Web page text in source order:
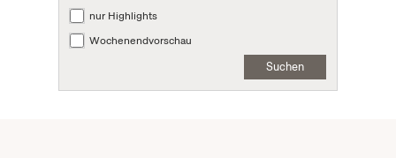
nur Highlights
Wochenendvorschau
Suchen